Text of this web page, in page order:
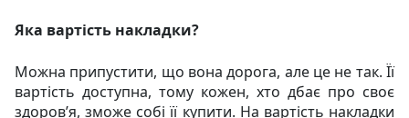
Яка вартість накладки?
Можна припустити, що вона дорога, але це не так. Її
вартість доступна, тому кожен, хто дбає про своє
здоров’я, зможе собі її купити. На вартість накладки